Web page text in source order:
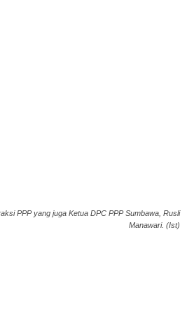
PPP yang juga Ketua DPC PPP Sumbawa, Rusli
Manawari. (Ist)